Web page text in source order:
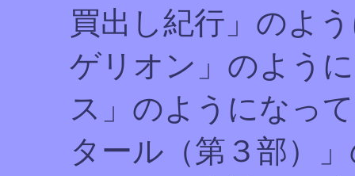
買出し紀行」のよ
ゲリオン」のよう
ス」のようになっ
タール（第３部）